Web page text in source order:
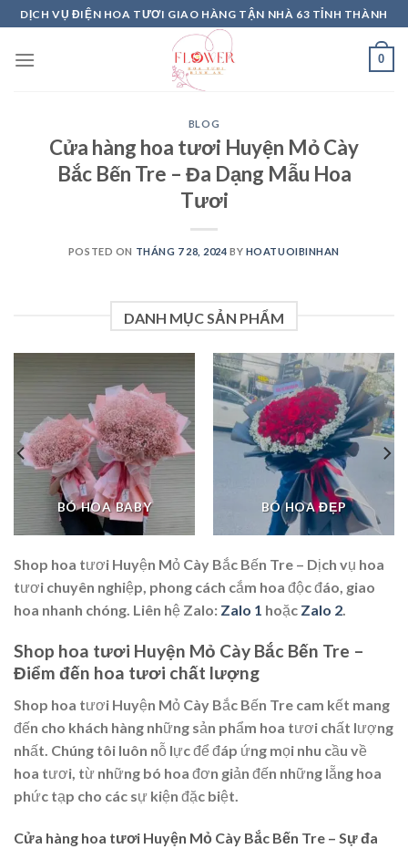
Skip
to
content
DỊCH VỤ ĐIỆN HOA TƯƠI GIAO HÀNG TẬN NHÀ 63 TỈNH THÀNH
0
BLOG
Cửa hàng hoa tươi Huyện Mỏ Cày
Bắc Bến Tre – Đa Dạng Mẫu Hoa
Tươi
POSTED ON THÁNG 7 28, 2024 BY HOATUOIBINHAN
DANH MỤC SẢN PHẨM
BÓ HOA BABY BÓ HOA ĐẸP
Shop hoa tươi Huyện Mỏ Cày Bắc Bến Tre – Dịch vụ hoa
tươi chuyên nghiệp, phong cách cắm hoa độc đáo, giao
hoa nhanh chóng. Liên hệ Zalo: Zalo 1 hoặc Zalo 2.
Shop hoa tươi Huyện Mỏ Cày Bắc Bến Tre –
Điểm đến hoa tươi chất lượng
Shop hoa tươi Huyện Mỏ Cày Bắc Bến Tre cam kết mang
đến cho khách hàng những sản phẩm hoa tươi chất lượng
nhất. Chúng tôi luôn nỗ lực để đáp ứng mọi nhu cầu về
hoa tươi, từ những bó hoa đơn giản đến những lẵng hoa
phức tạp cho các sự kiện đặc biệt.
Cửa hàng hoa tươi Huyện Mỏ Cày Bắc Bến Tre – Sự đa